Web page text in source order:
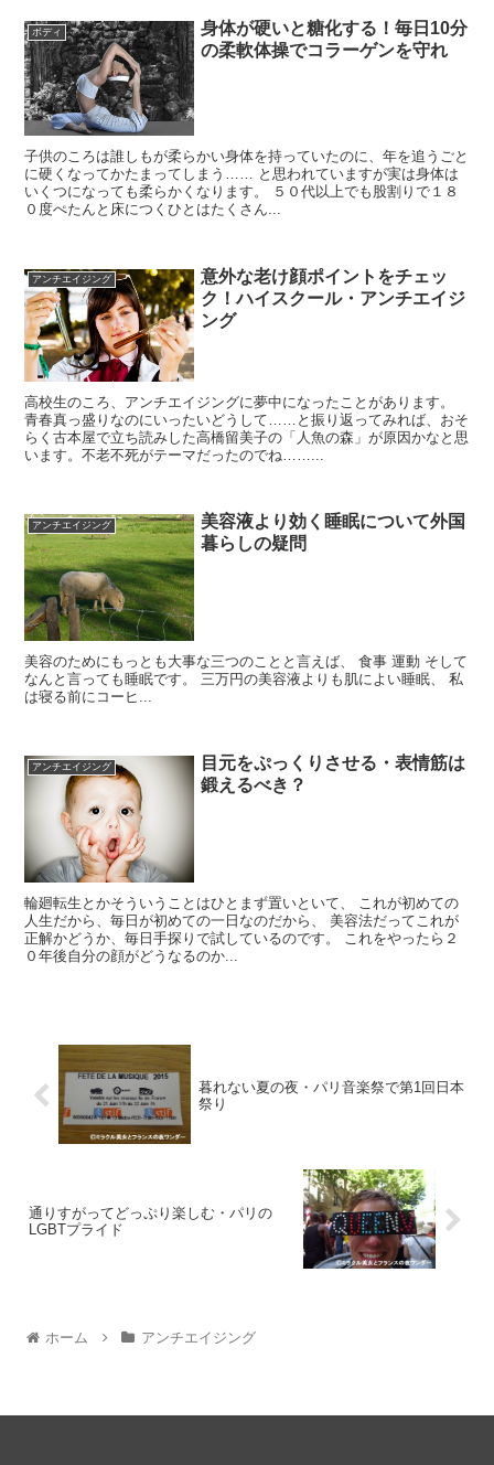
ボディ
身体が硬いと糖化する！毎日10分
の柔軟体操でコラーゲンを守れ
子供のころは誰しもが柔らかい身体を持っていたのに、年を追うごと
に硬くなってかたまってしまう…… と思われていますが実は身体は
いくつになっても柔らかくなります。 ５０代以上でも股割りで１８
０度ぺたんと床につくひとはたくさん...
アンチエイジング
意外な老け顔ポイントをチェッ
ク！ハイスクール・アンチエイジ
ング
高校生のころ、アンチエイジングに夢中になったことがあります。
青春真っ盛りなのにいったいどうして……と振り返ってみれば、おそ
らく古本屋で立ち読みした高橋留美子の「人魚の森」が原因かなと思
います。不老不死がテーマだったのでね……...
アンチエイジング
美容液より効く睡眠について外国
暮らしの疑問
美容のためにもっとも大事な三つのことと言えば、 食事 運動 そして
なんと言っても睡眠です。 三万円の美容液よりも肌によい睡眠、 私
は寝る前にコーヒ...
アンチエイジング
目元をぷっくりさせる・表情筋は
鍛えるべき？
輪廻転生とかそういうことはひとまず置いといて、 これが初めての
人生だから、毎日が初めての一日なのだから、 美容法だってこれが
正解かどうか、毎日手探りで試しているのです。 これをやったら２
０年後自分の顔がどうなるのか...
暮れない夏の夜・パリ音楽祭で第1回日本
祭り
通りすがってどっぷり楽しむ・パリの
LGBTプライド
ホーム アンチエイジング